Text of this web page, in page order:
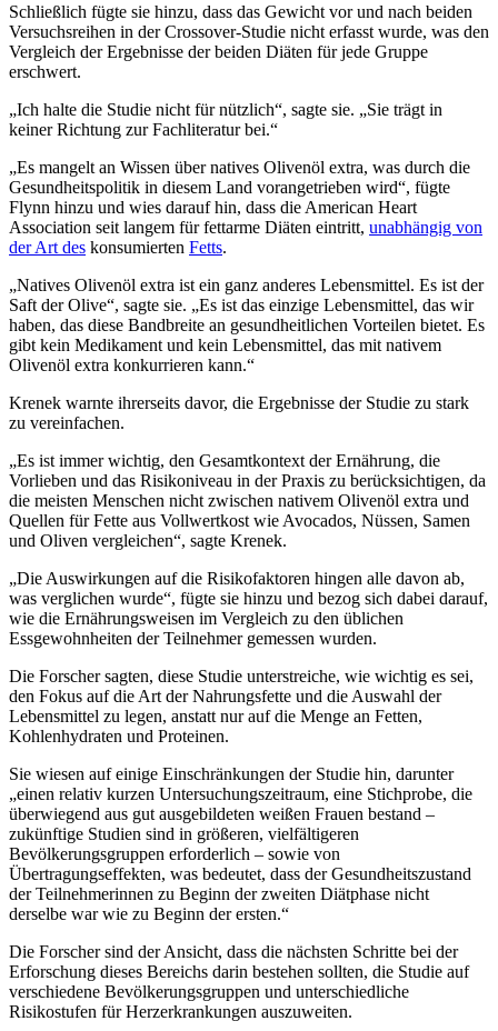
Schließlich fügte sie hinzu, dass das Gewicht vor und nach beiden
Versuchsreihen in der Crossover-Studie nicht erfasst wurde, was den
Vergleich der Ergebnisse der beiden Diäten für jede Gruppe
erschwert.
„Ich halte die Studie nicht für nützlich“, sagte sie. „Sie trägt in
keiner Richtung zur Fachliteratur bei.“
„Es mangelt an Wissen über natives Olivenöl extra, was durch die
Gesundheitspolitik in diesem Land vorangetrieben wird“, fügte
Flynn hinzu und wies darauf hin, dass die American Heart
Association seit langem für fettarme Diäten eintritt, unabhängig von
der Art des konsumierten Fetts.
„Natives Olivenöl extra ist ein ganz anderes Lebensmittel. Es ist der
Saft der Olive“, sagte sie. „Es ist das einzige Lebensmittel, das wir
haben, das diese Bandbreite an gesundheitlichen Vorteilen bietet. Es
gibt kein Medikament und kein Lebensmittel, das mit nativem
Olivenöl extra konkurrieren kann.“
Krenek warnte ihrerseits davor, die Ergebnisse der Studie zu stark
zu vereinfachen.
„Es ist immer wichtig, den Gesamtkontext der Ernährung, die
Vorlieben und das Risikoniveau in der Praxis zu berücksichtigen, da
die meisten Menschen nicht zwischen nativem Olivenöl extra und
Quellen für Fette aus Vollwertkost wie Avocados, Nüssen, Samen
und Oliven vergleichen“, sagte Krenek.
„Die Auswirkungen auf die Risikofaktoren hingen alle davon ab,
was verglichen wurde“, fügte sie hinzu und bezog sich dabei darauf,
wie die Ernährungsweisen im Vergleich zu den üblichen
Essgewohnheiten der Teilnehmer gemessen wurden.
Die Forscher sagten, diese Studie unterstreiche, wie wichtig es sei,
den Fokus auf die Art der Nahrungsfette und die Auswahl der
Lebensmittel zu legen, anstatt nur auf die Menge an Fetten,
Kohlenhydraten und Proteinen.
Sie wiesen auf einige Einschränkungen der Studie hin, darunter
„einen relativ kurzen Untersuchungszeitraum, eine Stichprobe, die
überwiegend aus gut ausgebildeten weißen Frauen bestand –
zukünftige Studien sind in größeren, vielfältigeren
Bevölkerungsgruppen erforderlich – sowie von
Übertragungseffekten, was bedeutet, dass der Gesundheitszustand
der Teilnehmerinnen zu Beginn der zweiten Diätphase nicht
derselbe war wie zu Beginn der ersten.“
Die Forscher sind der Ansicht, dass die nächsten Schritte bei der
Erforschung dieses Bereichs darin bestehen sollten, die Studie auf
verschiedene Bevölkerungsgruppen und unterschiedliche
Risikostufen für Herzerkrankungen auszuweiten.